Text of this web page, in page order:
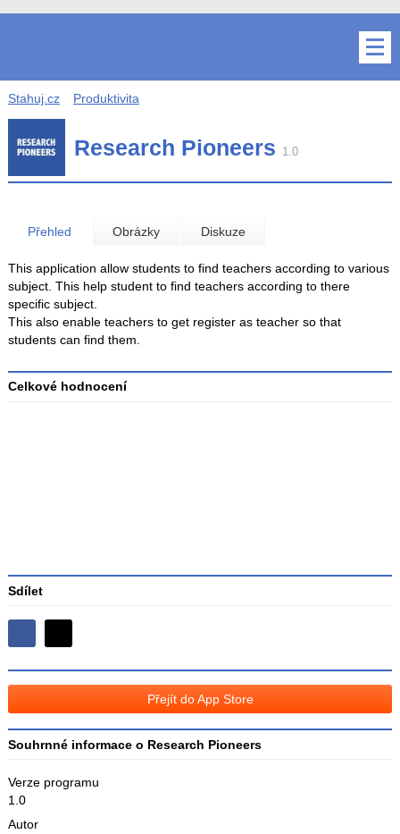
Stahuj.cz Produktivita
Research Pioneers 1.0
Přehled Obrázky Diskuze
This application allow students to find teachers according to various
subject. This help student to find teachers according to there
specific subject.
This also enable teachers to get register as teacher so that
students can find them.
Celkové hodnocení
Sdílet
Sdílejte
na
Facebooku
na
Přejít do App Store
Souhrnné informace o Research Pioneers
Verze programu
1.0
Autor